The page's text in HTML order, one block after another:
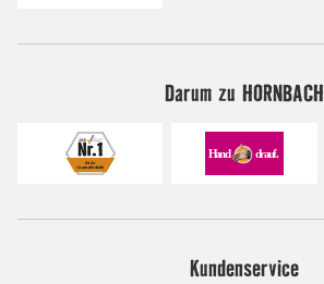
Darum zu HORNBACH
Kundenservice